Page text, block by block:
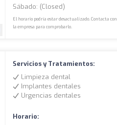
Sábado: (closed)
El horario podría estar desactualizado. Contacta con
la empresa para comprobarlo.
Servicios y Tratamientos:
Limpieza dental
Implantes dentales
Urgencias dentales
Horario: